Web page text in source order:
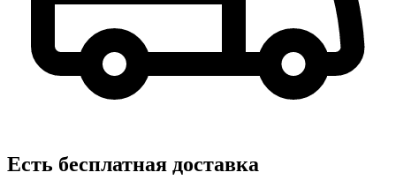
Есть бесплатная доставка